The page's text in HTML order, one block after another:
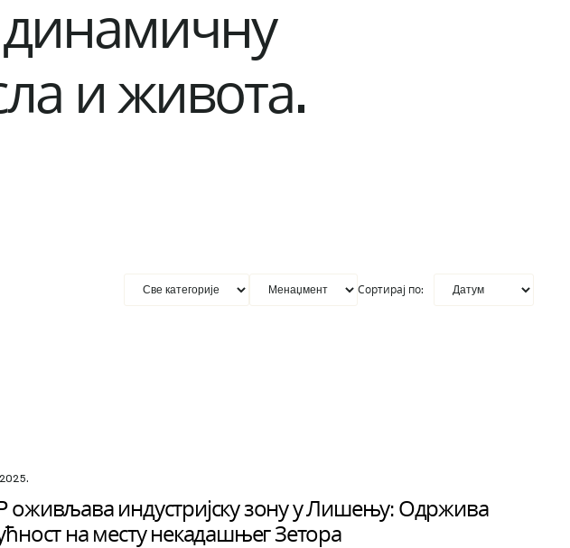
динамичну
и живота.
Сортирај по:
оживљава индустријску зону у Лишењу: Одржива
на месту некадашњег Зетора